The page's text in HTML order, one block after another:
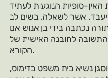
האין-סופיות הנוגעות לעתיד
אשר לשאלה, בשים לב
נכתבה בידי בן אנוש אם
לתובנה האישית של
הקורא.
נשיא בית משפט בדימוס,